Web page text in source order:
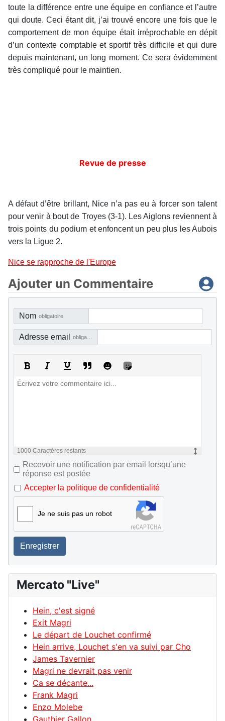
toute la différence entre une équipe en confiance et l’autre
qui doute. Ceci étant dit, j’ai trouvé encore une fois que le
comportement de mon équipe était irréprochable en dépit
d’un contexte comptable et sportif très difficile et qui dure
depuis maintenant, un long moment. Ce sera évidemment
très compliqué pour le maintien.
Revue de presse
A défaut d’être brillant, Nice n’a pas eu à forcer son talent
pour venir à bout de Troyes (3-1). Les Aiglons reviennent à
trois points du podium et enfoncent un peu plus les Aubois
vers la Ligue 2.
Nice se rapproche de l'Europe
Ajouter un Commentaire
Nom obligatoire
Adresse email
1000 Caractères restants
Recevoir une notification par email lorsqu’une
réponse est postée
Accepter la politique de confidentialité
Je ne suis pas un robot
Enregistrer
Mercato "Live"
Hein, c'est signé
Exit Magri
Le départ de Louchet confirmé
Hein arrive, Louchet s'en va suivi par Cho
James Tavernier
Magri ne devrait pas venir
Ca se décante...
Frank Magri
Enzo Molebe